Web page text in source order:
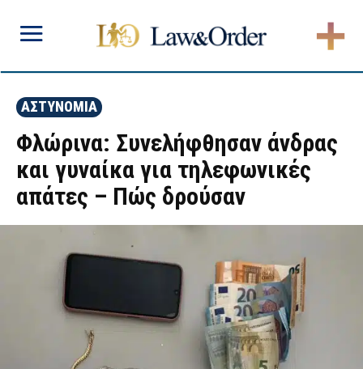
ΑΣΤΥΝΟΜΙΑ
Φλώρινα: Συνελήφθησαν άνδρας
και γυναίκα για τηλεφωνικές
απάτες – Πώς δρούσαν